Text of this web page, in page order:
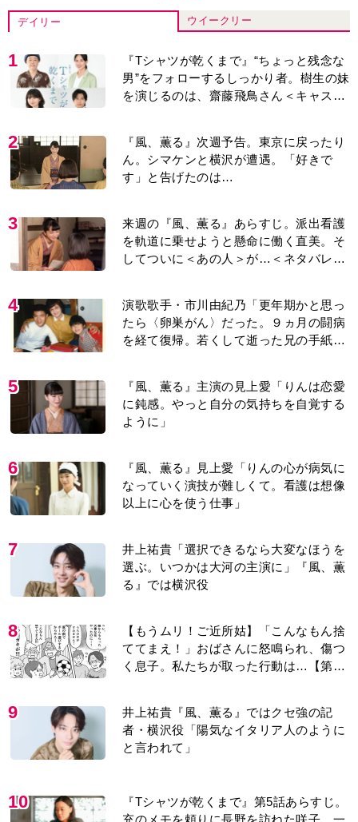
デイリー ウイークリー
1
『Tシャツが乾くまで』“ちょっと残念な
男”をフォローするしっかり者。樹生の妹
を演じるのは、齋藤飛鳥さん＜キャスト
2
『風、薫る』次週予告。東京に戻ったり
ん。シマケンと横沢が遭遇。「好きで
す」と告げたのは…
3
来週の『風、薫る』あらすじ。派出看護
を軌道に乗せようと懸命に働く直美。そ
してついに＜あの人＞が…＜ネタバレあ
4
演歌歌手・市川由紀乃「更年期かと思っ
たら〈卵巣がん〉だった。９ヵ月の闘病
を経て復帰。若くして逝った兄の手紙を
5
『風、薫る』主演の見上愛「りんは恋愛
に鈍感。やっと自分の気持ちを自覚する
ように」
6
『風、薫る』見上愛「りんの心が病気に
なっていく演技が難しくて。看護は想像
以上に心を使う仕事」
7
井上祐貴「選択できるなら大変なほうを
選ぶ。いつかは大河の主演に」『風、薫
る』では横沢役
8
【もうムリ！ご近所姑】「こんなもん捨
ててまえ！」おばさんに怒鳴られ、傷つ
く息子。私たちが取った行動は…【第3
9
井上祐貴『風、薫る』ではクセ強の記
者・横沢役「陽気なイタリア人のように
と言われて」
10
『Tシャツが乾くまで』第5話あらすじ。